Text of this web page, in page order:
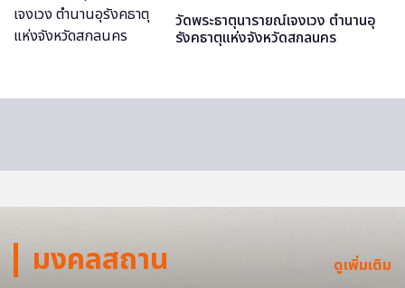
วัดพระธาตุนารายณ์เจงเวง ตำนานอุ
รังคธาตุแห่งจังหวัดสกลนคร
มงคลสถาน ดูเพิ่มเติม